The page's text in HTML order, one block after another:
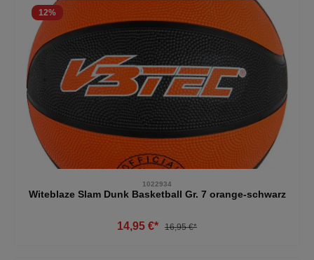
12%
1022934
Witeblaze Slam Dunk Basketball Gr. 7 orange-schwarz
14,95 €* 16,95 €*